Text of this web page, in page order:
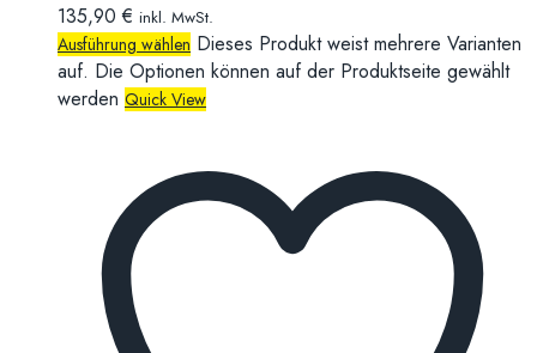
135,90€ inkl. MwSt.
Ausführung wählen Dieses Produkt weist mehrere Varianten
auf. Die Optionen können auf der Produktseite gewählt
werden Quick View